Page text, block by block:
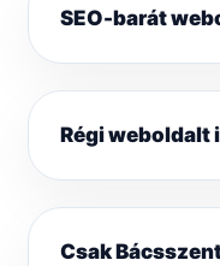
SEO-barát
Régi weboldalt
Csak